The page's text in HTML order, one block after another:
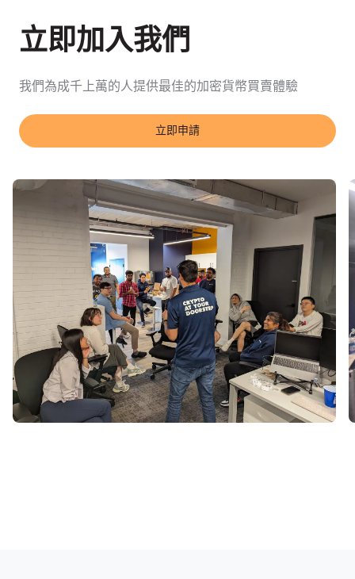
立即加入我們
我們為成千上萬的人提供最佳的加密貨幣買賣體驗
立即申請